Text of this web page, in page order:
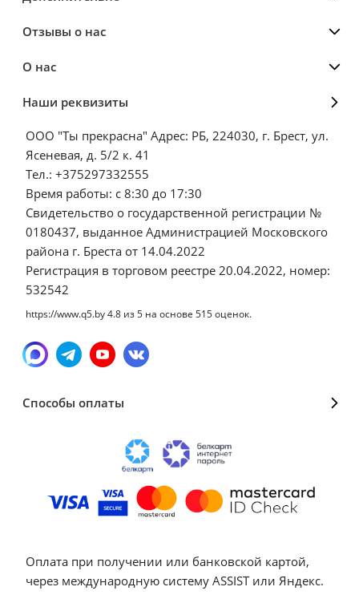
Отзывы о нас
О нас
Наши реквизиты
ООО "Ты прекрасна" Адрес: РБ, 224030, г. Брест, ул.
Ясеневая, д. 5/2 к. 41
Тел.: +375297332555
Время работы: с 8:30 до 17:30
Свидетельство о государственной регистрации №
0180437, выданное Администрацией Московского
района г. Бреста от 14.04.2022
Регистрация в торговом реестре 20.04.2022, номер:
532542
https://www.q5.by4.8 из5 на основе 515оценок.
Способы оплаты
Оплата при получении или банковской картой,
через международную систему ASSIST или Яндекс.